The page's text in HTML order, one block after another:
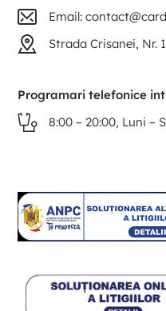
Email:
Strada Crisanei, Nr.
Programari telefonice
8:00 – 20:00, Luni –